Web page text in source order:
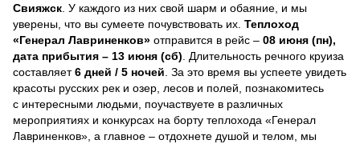
Свияжск . У каждого из них свой шарм и обаяние, и мы
уверены, что вы сумеете почувствовать их. Теплоход
«Генерал Лавриненков» отправится в рейс – 08 июня (пн),
дата прибытия – 13 июня (сб) . Длительность речного круиза
составляет6 дней / 5 ночей За это время вы успеете увидеть
красоты русских рек и озер, лесов и полей, познакомитесь
с интересными людьми, поучаствуете в различных
мероприятиях и конкурсах на борту теплохода «Генерал
Лавриненков», а главное – отдохнете душой и телом, мы